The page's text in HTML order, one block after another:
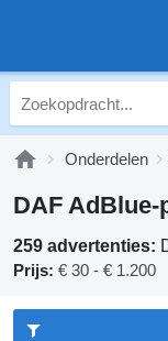
Onderdelen
DAF AdBlue-
259 advertenties:
Prijs: € 30 - € 1.200